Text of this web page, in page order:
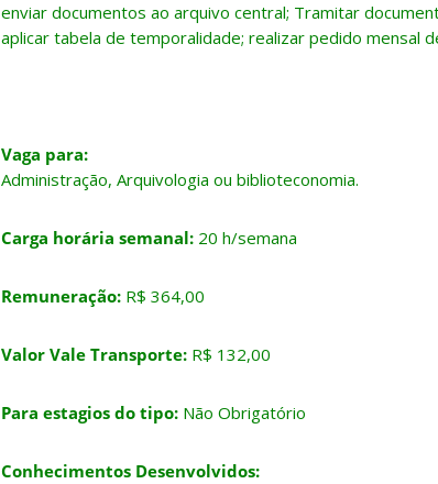
enviar documentos ao arquivo central; Tramitar
aplicar tabela de temporalidade; realizar pedido mensal
Vaga para:
Administração, Arquivologia ou biblioteconomia.
Carga horária semanal: 20 h/semana
Remuneração: R$ 364,00
Valor Vale Transporte: R$ 132,00
Para estagios do tipo: Não Obrigatório
Conhecimentos Desenvolvidos: